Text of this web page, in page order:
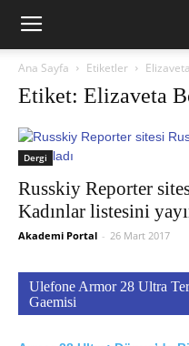
Ana Sayfa Etiketler
Etiket: Elizaveta
Dergi
Russkiy Reporter
Kadınlar listesini
Akademi Portal - 26 Mart 2017
Ulefone Armor 28 Ultra
Gaemisi